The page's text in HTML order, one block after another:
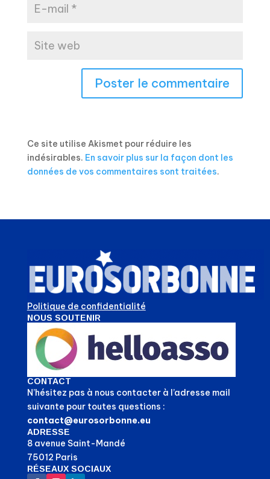
Ce site utilise Akismet pour réduire les
indésirables. En savoir plus sur la façon dont les
données de vos commentaires sont traitées.
Politique de confidentialité
NOUS SOUTENIR
CONTACT
N’hésitez pas à nous contacter à l’adresse mail
suivante pour toutes questions :
contact@eurosorbonne.eu
ADRESSE
8 avenue Saint-Mandé
75012 Paris
RÉSEAUX SOCIAUX